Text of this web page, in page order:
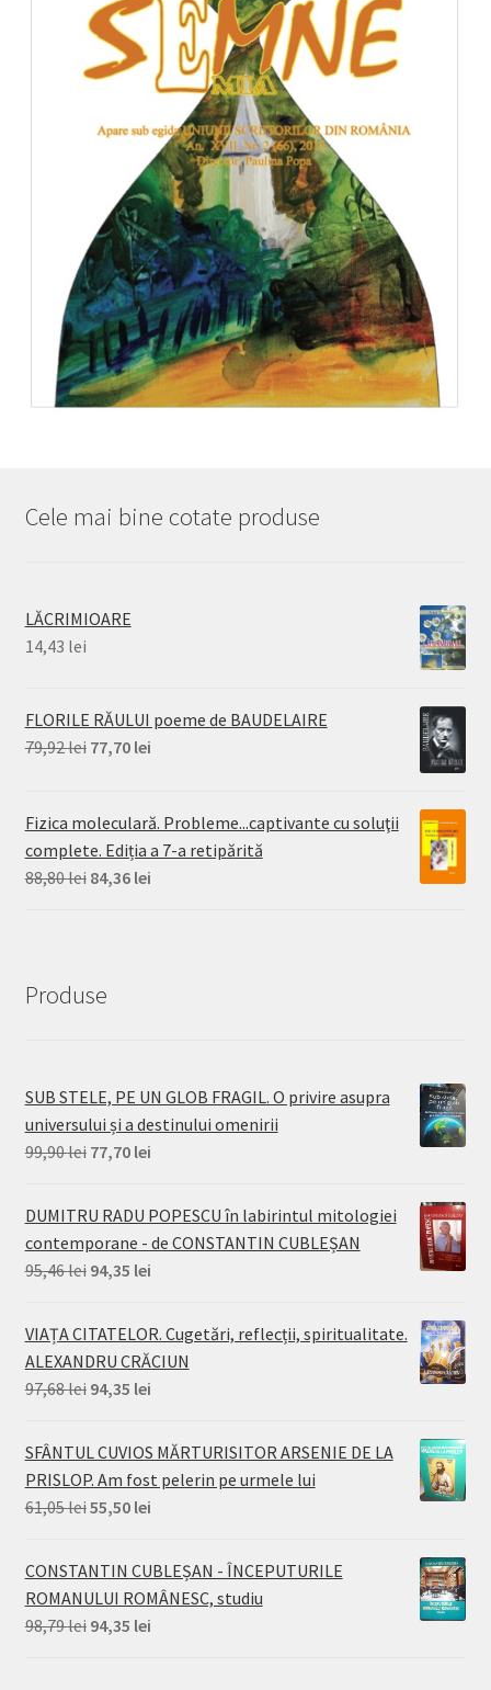
Cele mai bine cotate produse
LĂCRIMIOARE
14,43 lei
FLORILE RĂULUI poeme de BAUDELAIRE
79,92lei Prețul
fost:
79,92 lei.
77,70 leiPrețul
77,70 lei.
Fizica moleculară. Probleme...captivante cu soluţii
complete. Ediția a 7-a retipărită
88,80lei Prețul
88,80 lei.
84,36 leiPrețul
Produse
SUB STELE, PE UN GLOB FRAGIL. O privire asupra
universului și a destinului omenirii
99,90lei Prețul
a
99,90 lei.
77,70 leiPrețul
este:
77,70 lei.
DUMITRU RADU POPESCU în labirintul mitologiei
contemporane - de CONSTANTIN CUBLEȘAN
95,46lei Prețul
a
fost:
95,46 lei.
94,35 leiPrețul
este:
94,35 lei.
VIAȚA CITATELOR. Cugetări, reflecții, spiritualitate.
ALEXANDRU CRĂCIUN
97,68lei Prețul
a
fost:
97,68 lei.
94,35 leiPrețul
este:
94,35 lei.
SFÂNTUL CUVIOS MĂRTURISITOR ARSENIE DE LA
PRISLOP. Am fost pelerin pe urmele lui
61,05lei Prețul
a
fost:
61,05 lei.
55,50 leiPrețul
este:
55,50 lei.
CONSTANTIN CUBLEȘAN - ÎNCEPUTURILE
ROMANULUI ROMÂNESC, studiu
98,79lei Prețul
94,35 leiPrețul